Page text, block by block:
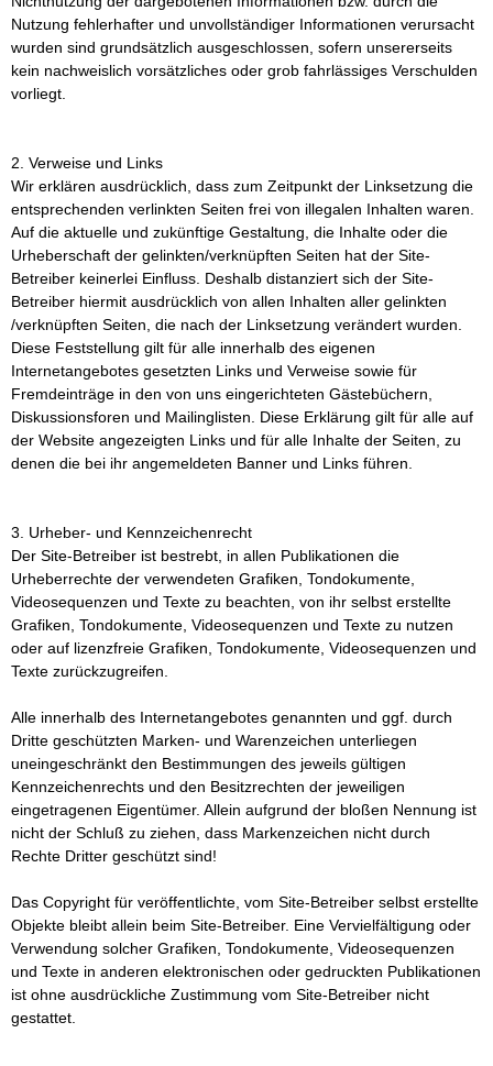
Nutzung fehlerhafter und unvollständiger Informationen verursacht
wurden sind grundsätzlich ausgeschlossen, sofern unsererseits
kein nachweislich vorsätzliches oder grob fahrlässiges Verschulden
vorliegt.
2. Verweise und Links
Wir erklären ausdrücklich, dass zum Zeitpunkt der Linksetzung die
entsprechenden verlinkten Seiten frei von illegalen Inhalten waren.
Auf die aktuelle und zukünftige Gestaltung, die Inhalte oder die
Urheberschaft der gelinkten/verknüpften Seiten hat der Site-
Betreiber keinerlei Einfluss. Deshalb distanziert sich der Site-
Betreiber hiermit ausdrücklich von allen Inhalten aller gelinkten
/verknüpften Seiten, die nach der Linksetzung verändert wurden.
Diese Feststellung gilt für alle innerhalb des eigenen
Internetangebotes gesetzten Links und Verweise sowie für
Fremdeinträge in den von uns eingerichteten Gästebüchern,
Diskussionsforen und Mailinglisten. Diese Erklärung gilt für alle auf
der Website angezeigten Links und für alle Inhalte der Seiten, zu
denen die bei ihr angemeldeten Banner und Links führen.
3. Urheber- und Kennzeichenrecht
Der Site-Betreiber ist bestrebt, in allen Publikationen die
Urheberrechte der verwendeten Grafiken, Tondokumente,
Videosequenzen und Texte zu beachten, von ihr selbst erstellte
Grafiken, Tondokumente, Videosequenzen und Texte zu nutzen
oder auf lizenzfreie Grafiken, Tondokumente, Videosequenzen und
Texte zurückzugreifen.
Alle innerhalb des Internetangebotes genannten und ggf. durch
Dritte geschützten Marken- und Warenzeichen unterliegen
uneingeschränkt den Bestimmungen des jeweils gültigen
Kennzeichenrechts und den Besitzrechten der jeweiligen
eingetragenen Eigentümer. Allein aufgrund der bloßen Nennung ist
nicht der Schluß zu ziehen, dass Markenzeichen nicht durch
Rechte Dritter geschützt sind!
Das Copyright für veröffentlichte, vom Site-Betreiber selbst erstellte
Objekte bleibt allein beim Site-Betreiber. Eine Vervielfältigung oder
Verwendung solcher Grafiken, Tondokumente, Videosequenzen
und Texte in anderen elektronischen oder gedruckten Publikationen
ist ohne ausdrückliche Zustimmung vom Site-Betreiber nicht
gestattet.